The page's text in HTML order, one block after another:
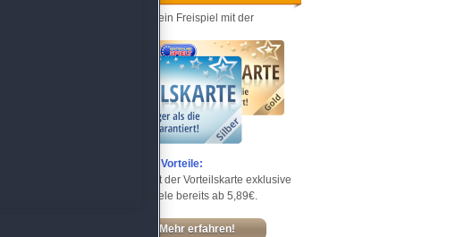
Jeden Monat ein Freispiel mit der
Entdecke die Vorteile:
Sichere dir mit der Vorteilskarte exklusive
Rabatte – Spiele bereits ab 5,89€.
Mehr erfahren!